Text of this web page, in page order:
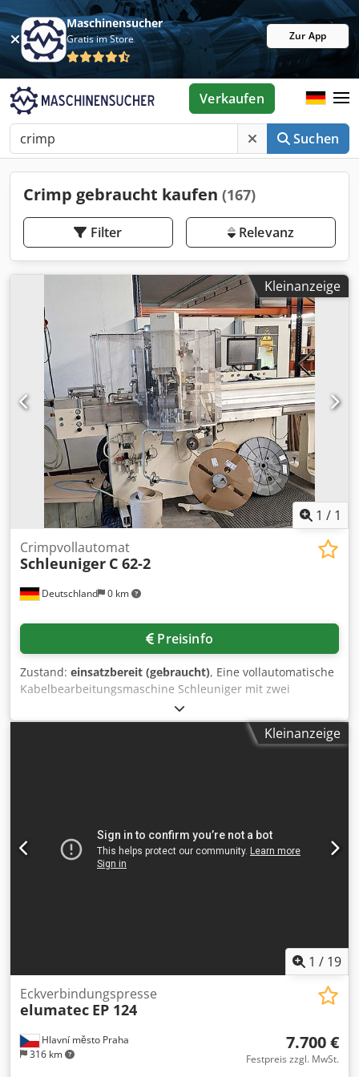
Maschinensucher
Gratis im Store Zur App
Suchen
Verkaufen
Crimp gebraucht kaufen (167)
Filter Relevanz
Kleinanzeige
1 / 1
Deutschland 0 km
Crimpvollautomat
Schleuniger C 62-2
Preisinfo
Zustand: einsatzbereit (gebraucht), Eine vollautomatische
Kabelbearbeitungsmaschine Schleuniger mit zwei
Stationen steht zur Verfügung. Stationen: 2, System: Cut-
Strip-Terminate, Leiterquerschnittbereich: 0,15mm²-6mm²,
AWG-Bereich: 26-10, min. Leitungslänge: 60mm, max.
möglich. Dodoy Tn Nyspfx Abmjck
Kleinanzeige
1 / 19
Hlavní město Praha
316 km
Eckverbindungspresse
elumatec EP 124
7.700 €
Festpreis zzgl. MwSt.